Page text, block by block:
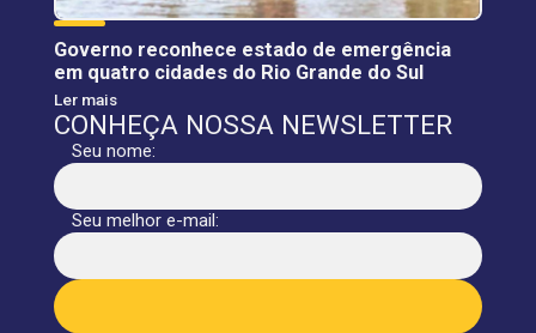
Governo reconhece estado de emergência
em quatro cidades do Rio Grande do Sul
Ler mais
CONHEÇA NOSSA NEWSLETTER
Seu nome:
Seu melhor e-mail: